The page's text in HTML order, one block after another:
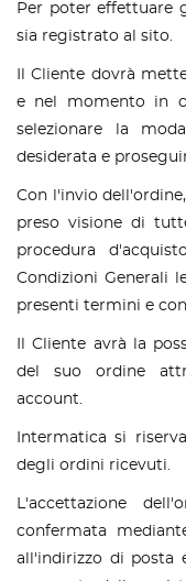
Per poter effettuare
sia registrato al sito.
Il Cliente dovrà
e nel momento in
selezionare la
desiderata e
Con l'invio
preso visione di
procedura
Condizioni Generali
presenti termini e
Il Cliente avrà la
del suo ordine
account.
Intermatica si
degli ordini ricevuti.
L'accettazione
confermata
all'indirizzo di posta